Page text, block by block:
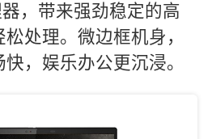
，带来强劲稳定的高
处理。微边框机身，
，娱乐办公更沉浸。